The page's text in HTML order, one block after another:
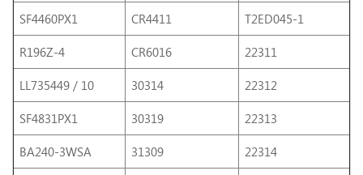
SF4460PX1 CR4411 T2ED045-1
R196Z-4 CR6016 22311
LL735449 / 10 30314 22312
SF4831PX1 30319 22313
BA240-3WSA 31309 22314